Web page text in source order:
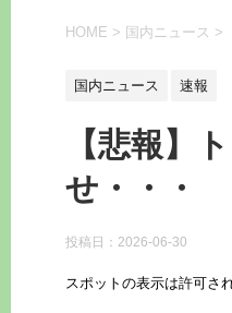
HOME > 国内ニュース >
国内ニュース 速報
【悲報】
せ・・・
投稿日： 2026-06-30